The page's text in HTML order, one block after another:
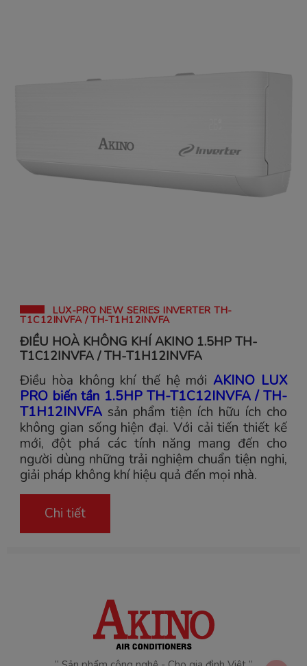
LUX-PRO NEW SERIES INVERTER TH-
T1C12INVFA / TH-T1H12INVFA
ĐIỀU HOÀ KHÔNG KHÍ AKINO 1.5HP TH-
T1C12INVFA / TH-T1H12INVFA
Điều hòa không khí thế hệ mới AKINO LUX
PRO biến tần 1.5HP TH-T1C12INVFA / TH-
T1H12INVFA sản phẩm tiện ích hữu ích cho
không gian sống hiện đại. Với cải tiến thiết kế
mới, đột phá các tính năng mang đến cho
người dùng những trải nghiệm chuẩn tiện nghi,
giải pháp không khí hiệu quả đến mọi nhà.
Chi tiết